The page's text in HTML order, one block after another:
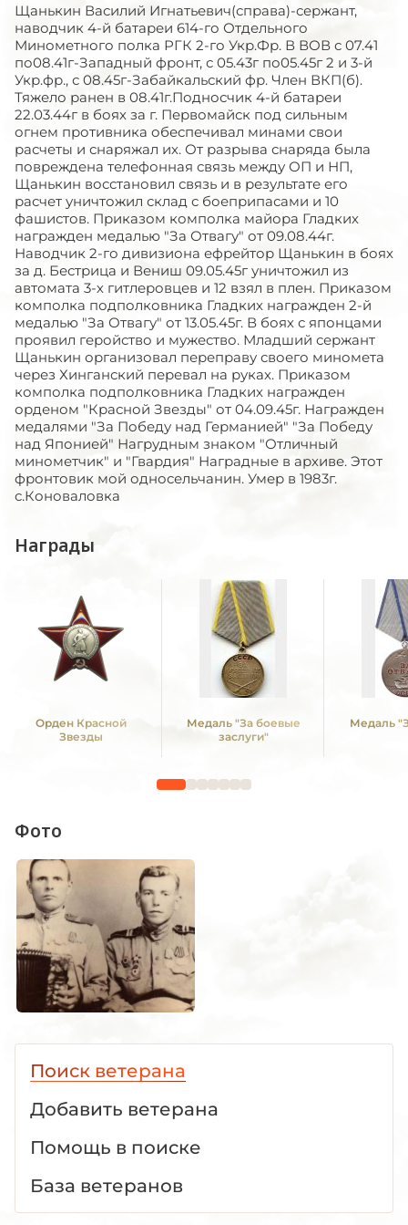
Щанькин Василий Игнатьевич(справа)-сержант,
наводчик 4-й батареи 614-го Отдельного
Минометного полка РГК 2-го Укр.Фр. В ВОВ с 07.41
по08.41г-Западный фронт, с 05.43г по05.45г 2 и 3-й
Укр.фр., с 08.45г-Забайкальский фр. Член ВКП(б).
Тяжело ранен в 08.41г.Подносчик 4-й батареи
22.03.44г в боях за г. Первомайск под сильным
огнем противника обеспечивал минами свои
расчеты и снаряжал их. От разрыва снаряда была
повреждена телефонная связь между ОП и НП,
Щанькин восстановил связь и в результате его
расчет уничтожил склад с боеприпасами и 10
фашистов. Приказом комполка майора Гладких
награжден медалью "За Отвагу" от 09.08.44г.
Наводчик 2-го дивизиона ефрейтор Щанькин в боях
за д. Бестрица и Вениш 09.05.45г уничтожил из
автомата 3-х гитлеровцев и 12 взял в плен. Приказом
комполка подполковника Гладких награжден 2-й
медалью "За Отвагу" от 13.05.45г. В боях с японцами
проявил геройство и мужество. Младший сержант
Щанькин организовал переправу своего миномета
через Хинганский перевал на руках. Приказом
комполка подполковника Гладких награжден
орденом "Красной Звезды" от 04.09.45г. Награжден
медалями "За Победу над Германией" "За Победу
над Японией" Нагрудным знаком "Отличный
минометчик" и "Гвардия" Наградные в архиве. Этот
фронтовик мой односельчанин. Умер в 1983г.
с.Коноваловка
Награды
Орден Красной
Звезды
Медаль "За боевые
заслуги"
Медаль
Фото
Поиск ветерана
Добавить ветерана
Помощь в поиске
База ветеранов